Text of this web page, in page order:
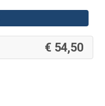
54,50